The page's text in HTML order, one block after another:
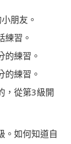
朋友。
練習。
練習。
練習。
，從第3級開
。如何知道自